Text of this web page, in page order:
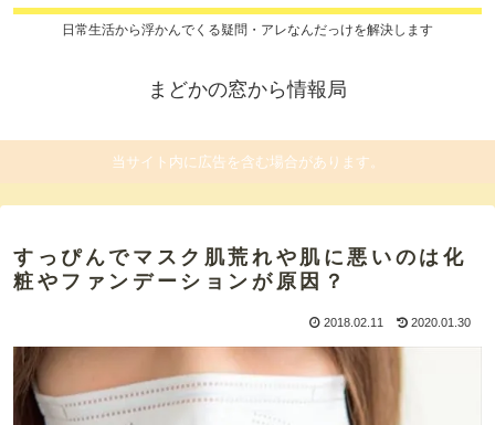
日常生活から浮かんでくる疑問・アレなんだっけを解決します
まどかの窓から情報局
当サイト内に広告を含む場合があります。
すっぴんでマスク肌荒れや肌に悪いのは化
粧やファンデーションが原因？
2018.02.11 2020.01.30